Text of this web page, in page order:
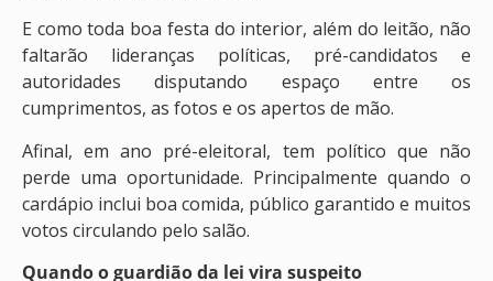
E como toda boa festa do interior, além do leitão, não
faltarão lideranças políticas, pré-candidatos e
autoridades disputando espaço entre os
cumprimentos, as fotos e os apertos de mão.
Afinal, em ano pré-eleitoral, tem político que não
perde uma oportunidade. Principalmente quando o
cardápio inclui boa comida, público garantido e muitos
votos circulando pelo salão.
Quando o guardião da lei vira suspeito